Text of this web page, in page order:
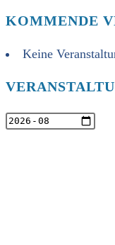
KOMMENDE
Keine